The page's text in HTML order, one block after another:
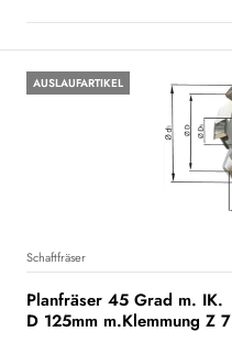
AUSLAUFARTIKEL
Schaftfräser
Planfräser 45 Grad m. IK.
D 125mm m.Klemmung Z 7